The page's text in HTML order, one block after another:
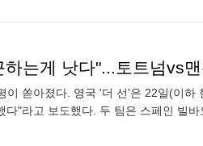
쏟아졌다. 영국 '더 선'은 22일(이하
"라고 보도했다. 두 팀은 스페인 빌